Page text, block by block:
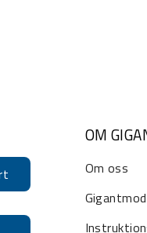
OM
Om oss